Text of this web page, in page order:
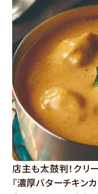
店主も太鼓判！クリ
『濃厚バターチキンカ